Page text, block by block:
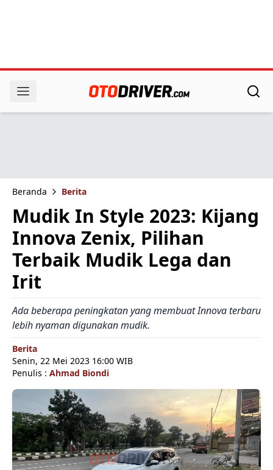
Beranda Berita
Mudik In Style 2023: Kijang
Innova Zenix, Pilihan
Terbaik Mudik Lega dan
Irit
Ada beberapa peningkatan yang membuat Innova terbaru
lebih nyaman digunakan mudik.
Berita
Senin, 22 Mei 2023 16:00 WIB
Penulis : Ahmad Biondi